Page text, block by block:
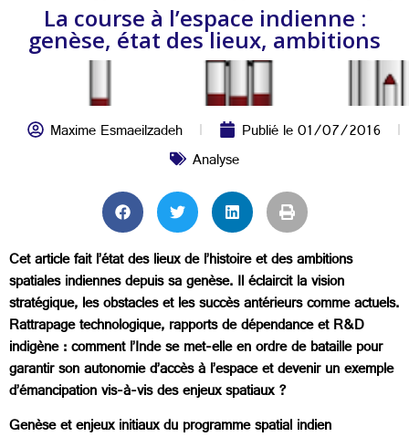
La course à l’espace indienne :
genèse, état des lieux, ambitions
Maxime Esmaeilzadeh Publié le01/07/2016
Analyse
Cet article fait l’état des lieux de l’histoire et des ambitions
spatiales indiennes depuis sa genèse. Il éclaircit la vision
stratégique, les obstacles et les succès antérieurs comme actuels.
Rattrapage technologique, rapports de dépendance et R&D
indigène : comment l’Inde se met-elle en ordre de bataille pour
garantir son autonomie d’accès à l’espace et devenir un exemple
d’émancipation vis-à-vis des enjeux spatiaux ?
Genèse et enjeux initiaux du programme spatial indien